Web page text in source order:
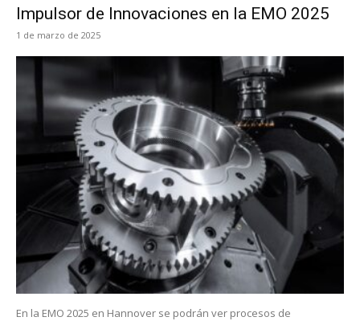
Impulsor de Innovaciones en la EMO 2025
1 de marzo de 2025
En la EMO 2025 en Hannover se podrán ver procesos de